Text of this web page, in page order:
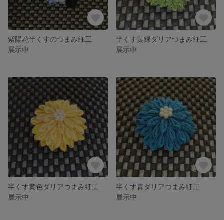
紫陽花半くすのつまみ細工
展示中
半くす黄緑ダリアつまみ細工
展示中
半くす黄色ダリアつまみ細工
展示中
半くす青ダリアつまみ細工
展示中